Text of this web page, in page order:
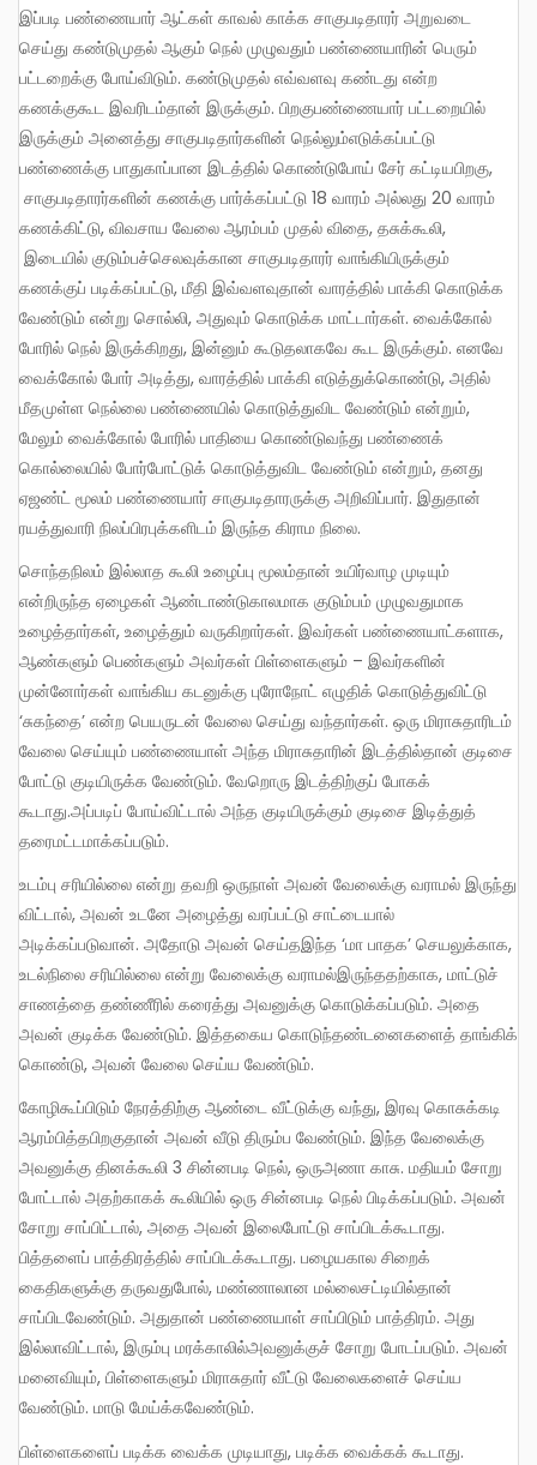
இப்படி பண்ணையார் ஆட்கள் காவல் காக்க சாகுபடிதாரர் அறுவடை
செய்து கண்டுமுதல் ஆகும் நெல் முழுவதும் பண்ணையாரின் பெரும்
பட்டறைக்கு போய்விடும். கண்டுமுதல் எவ்வளவு கண்டது என்ற
கணக்குகூட இவரிடம்தான் இருக்கும். பிறகுபண்ணையார் பட்டறையில்
இருக்கும் அனைத்து சாகுபடிதார்களின் நெல்லும்எடுக்கப்பட்டு
பண்ணைக்கு பாதுகாப்பான இடத்தில் கொண்டுபோய் சேர் கட்டியபிறகு,
சாகுபடிதாரர்களின் கணக்கு பார்க்கப்பட்டு 18 வாரம் அல்லது 20 வாரம்
கணக்கிட்டு, விவசாய வேலை ஆரம்பம் முதல் விதை, தசுக்கூலி,
இடையில் குடும்பச்செலவுக்கான சாகுபடிதாரர் வாங்கியிருக்கும்
கணக்குப் படிக்கப்பட்டு, மீதி இவ்வளவுதான் வாரத்தில் பாக்கி கொடுக்க
வேண்டும் என்று சொல்லி, அதுவும் கொடுக்க மாட்டார்கள். வைக்கோல்
போரில் நெல் இருக்கிறது, இன்னும் கூடுதலாகவே கூட இருக்கும். எனவே
வைக்கோல் போர் அடித்து, வாரத்தில் பாக்கி எடுத்துக்கொண்டு, அதில்
மீதமுள்ள நெல்லை பண்ணையில் கொடுத்துவிட வேண்டும் என்றும்,
மேலும் வைக்கோல் போரில் பாதியை கொண்டுவந்து பண்ணைக்
கொல்லையில் போர்போட்டுக் கொடுத்துவிட வேண்டும் என்றும், தனது
ஏஜண்ட் மூலம் பண்ணையார் சாகுபடிதாரருக்கு அறிவிப்பார். இதுதான்
ரயத்துவாரி நிலப்பிரபுக்களிடம் இருந்த கிராம நிலை.
சொந்தநிலம் இல்லாத கூலி உழைப்பு மூலம்தான் உயிர்வாழ முடியும்
என்றிருந்த ஏழைகள் ஆண்டாண்டுகாலமாக குடும்பம் முழுவதுமாக
உழைத்தார்கள், உழைத்தும் வருகிறார்கள். இவர்கள் பண்ணையாட்களாக,
ஆண்களும் பெண்களும் அவர்கள் பிள்ளைகளும் – இவர்களின்
முன்னோர்கள் வாங்கிய கடனுக்கு புரோநோட் எழுதிக் கொடுத்துவிட்டு
‘சுகந்தை’ என்ற பெயருடன் வேலை செய்து வந்தார்கள். ஒரு மிராசுதாரிடம்
வேலை செய்யும் பண்ணையாள் அந்த மிராசுதாரின் இடத்தில்தான் குடிசை
போட்டு குடியிருக்க வேண்டும். வேறொரு இடத்திற்குப் போகக்
கூடாது.அப்படிப் போய்விட்டால் அந்த குடியிருக்கும் குடிசை இடித்துத்
தரைமட்டமாக்கப்படும்.
உடம்பு சரியில்லை என்று தவறி ஒருநாள் அவன் வேலைக்கு வராமல் இருந்து
விட்டால், அவன் உடனே அழைத்து வரப்பட்டு சாட்டையால்
அடிக்கப்படுவான். அதோடு அவன் செய்தஇந்த ‘மா பாதக’ செயலுக்காக,
உடல்நிலை சரியில்லை என்று வேலைக்கு வராமல்இருந்ததற்காக, மாட்டுச்
சாணத்தை தண்ணீரில் கரைத்து அவனுக்கு கொடுக்கப்படும். அதை
அவன் குடிக்க வேண்டும். இத்தகைய கொடுந்தண்டனைகளைத் தாங்கிக்
கொண்டு, அவன் வேலை செய்ய வேண்டும்.
கோழிகூப்பிடும் நேரத்திற்கு ஆண்டை வீட்டுக்கு வந்து, இரவு கொசுக்கடி
ஆரம்பித்தபிறகுதான் அவன் வீடு திரும்ப வேண்டும். இந்த வேலைக்கு
அவனுக்கு தினக்கூலி 3 சின்னபடி நெல், ஒருஅணா காசு. மதியம் சோறு
போட்டால் அதற்காகக் கூலியில் ஒரு சின்னபடி நெல் பிடிக்கப்படும். அவன்
சோறு சாப்பிட்டால், அதை அவன் இலைபோட்டு சாப்பிடக்கூடாது.
பித்தளைப் பாத்திரத்தில் சாப்பிடக்கூடாது. பழையகால சிறைக்
கைதிகளுக்கு தருவதுபோல், மண்ணாலான மல்லைசட்டியில்தான்
சாப்பிடவேண்டும். அதுதான் பண்ணையாள் சாப்பிடும் பாத்திரம். அது
இல்லாவிட்டால், இரும்பு மரக்காலில்அவனுக்குச் சோறு போடப்படும். அவன்
மனைவியும், பிள்ளைகளும் மிராசுதார் வீட்டு வேலைகளைச் செய்ய
வேண்டும். மாடு மேய்க்கவேண்டும்.
பிள்ளைகளைப் படிக்க வைக்க முடியாது, படிக்க வைக்கக் கூடாது.